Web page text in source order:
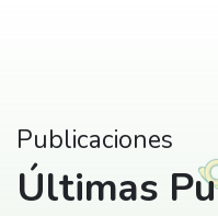
Publicaciones
Últimas